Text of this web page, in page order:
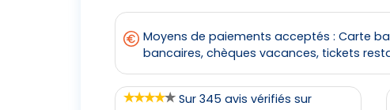
Moyens de paiements acceptés : Carte
bancaires, chèques vacances, tickets
Sur 345 avis vérifiés sur